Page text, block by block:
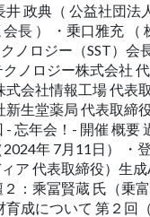
井 政典（ 公益社団法
⻑ ） ・乗⼝雅充 （
ノロジー（SST）会
クノロジー株式会社
式会社情報⼯場 代表
新⽣堂薬局 代表取締
- 忘年会！- 開催 概要
年 7⽉11⽇） ・
ア 代表取締役）⽣
：乘冨賢蔵 ⽒（乗
育成について 第２回